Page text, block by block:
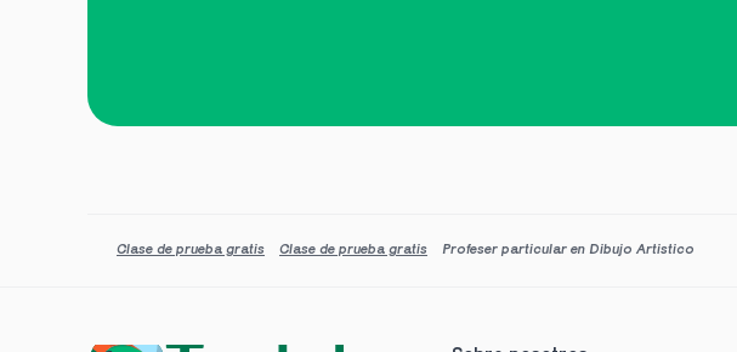
Clase de prueba gratis Clase de prueba gratis Profeser particular en Dibujo Artistico